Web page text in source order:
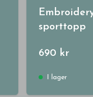
sporttopp
690 kr
I lager